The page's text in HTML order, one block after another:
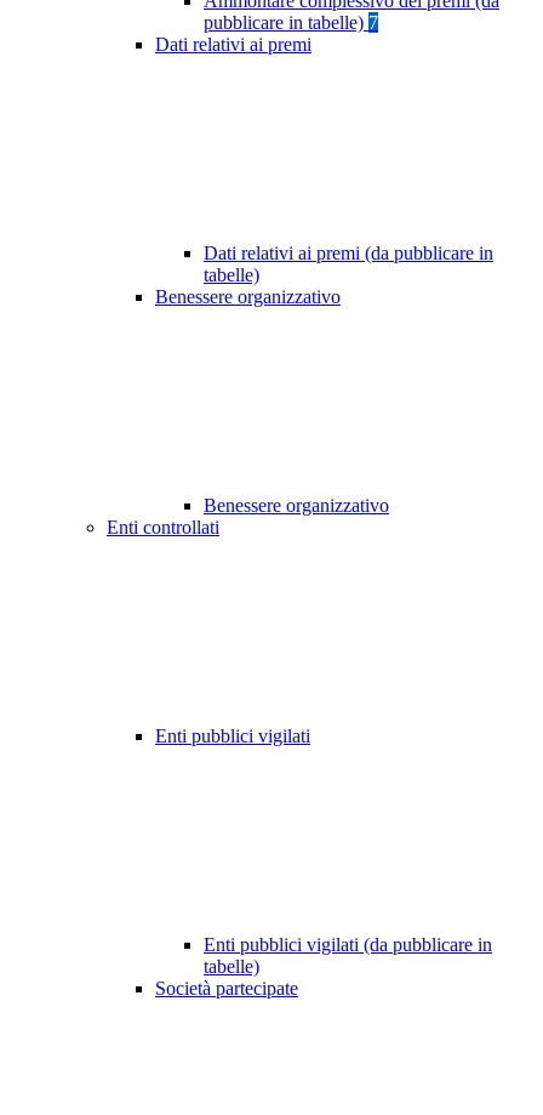
pubblicare in tabelle) 7
Dati relativi ai premi
Dati relativi ai premi (da pubblicare in
tabelle)
Benessere organizzativo
Benessere organizzativo
Enti controllati
Enti pubblici vigilati
Enti pubblici vigilati (da pubblicare in
tabelle)
Società partecipate